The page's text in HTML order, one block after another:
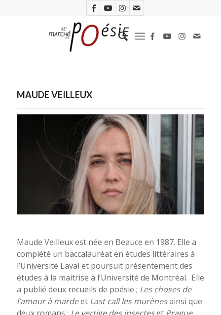
MAUDE VEILLEUX
Maude Veilleux est née en Beauce en 1987. Elle a
complété un baccalauréat en études littéraires à
l’Université Laval et poursuit présentement des
études à la maitrise à l’Université de Montréal. Elle
a publié deux recueils de poésie ; Les choses de
l’amour à mardeet Last call les murènesainsi que